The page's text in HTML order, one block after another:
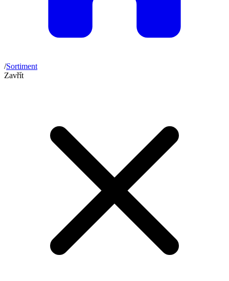
/Sortiment
Zavřít